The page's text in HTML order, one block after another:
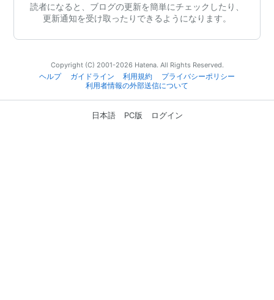
読者になると、ブログの更新を簡単にチェックしたり、
更新通知を受け取ったりできるようになります。
Copyright (C) 2001-2026 Hatena. All Rights Reserved.
ヘルプ
ガイドライン 利用規約
プライバシーポリシー
利用者情報の外部送信について
日本語 PC版 ログイン